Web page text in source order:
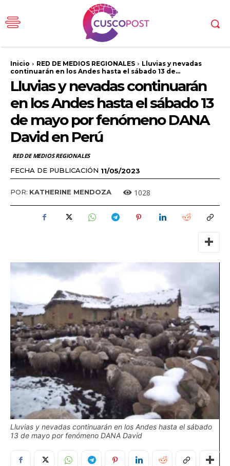
Inicio RED DE MEDIOS REGIONALES
Lluvias y nevadas
continuarán en los Andes hasta el sábado 13 de...
Lluvias y nevadas continuarán
en los Andes hasta el sábado 13
de mayo por fenómeno DANA
David en Perú
RED DE MEDIOS REGIONALES
FECHA DE PUBLICACIÓN 11/05/2023
POR: KATHERINE MENDOZA 1028
Lluvias y nevadas continuarán en los Andes hasta el sábado
13 de mayo por fenómeno DANA David